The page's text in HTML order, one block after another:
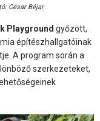
César Béjar
Playground győzött,
építészhallgatóinak
A program során a
szerkezeteket,